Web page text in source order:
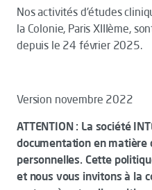
Nos activités d'études
la Colonie, Paris XIIIème,
depuis le 24 février 2025.
Version novembre 2022
ATTENTION : La société
documentation en matière
personnelles. Cette
et nous vous invitons à la